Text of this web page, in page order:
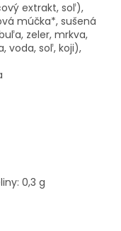
extrakt, soľ),
múčka*, sušená
zeler, mrkva,
voda, soľ, koji),
0,3 g